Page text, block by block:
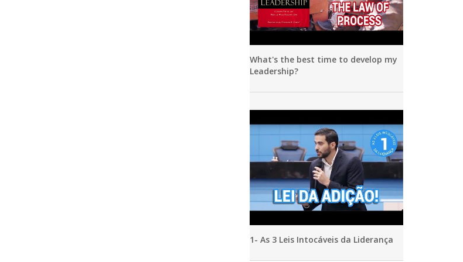
What's the best time to develop my
Leadership?
1- As 3 Leis Intocáveis da Liderança